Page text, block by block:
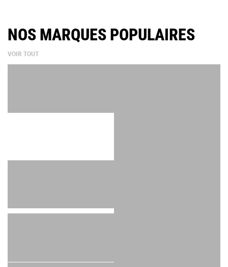
NOS MARQUES POPULAIRES
VOIR TOUT